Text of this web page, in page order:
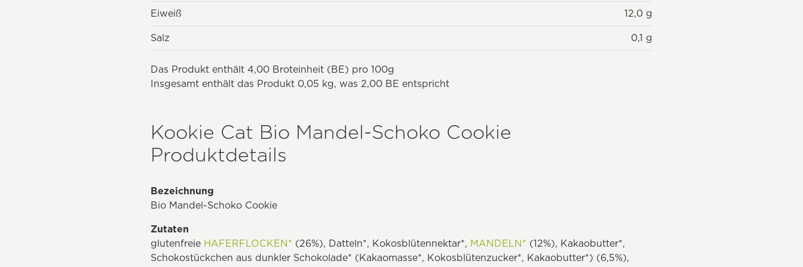
Eiweiß 12,0 g
Salz 0,1 g
Das Produkt enthält 4,00 Broteinheit (BE) pro 100g
Insgesamt enthält das Produkt 0,05 kg, was 2,00 BE entspricht
Kookie Cat Bio Mandel-Schoko Cookie
Produktdetails
Bezeichnung
Bio Mandel-Schoko Cookie
Zutaten
glutenfreie HAFERFLOCKEN* (26%), Datteln*, Kokosblütennektar*, MANDELN* (12%), Kakaobutter*,
Schokostückchen aus dunkler Schokolade* (Kakaomasse*, Kokosblütenzucker*, Kakaobutter*) (6,5%),